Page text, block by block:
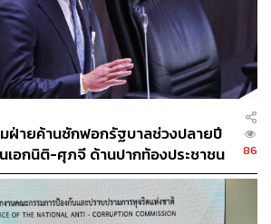
ฝ่ายค้านซักฟอกรัฐบาลช่วงปลายปี
เอกนิติ-ศุภจี ด้านปากท้องประชาชน
86